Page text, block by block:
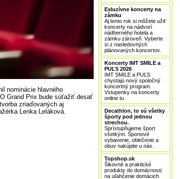
nominácie hlavného
Grand Prix bude súťažiť desať
zriaďovaných aj
Lenka Leláková.
Exluzívne koncerty na
zámku
Aj tento rok si môžete užiť
koncerty na nádvorí
nádherného hotela a
zámku zároveň. Vyberte
si z nasledovných
plánovaných koncertov.
Koncerty IMT SMILE a
PUĽS 2026
IMT SMILE a PUĽS
chystajú nový spoločný
koncertný program.
Vstupenky na koncerty
online tu
Decathlon, to sú všetky
športy pod jednou
strechou.
Sprístupňujeme šport
všetkým. Športové
vybavenie, oblečenie a
obuv nakúpite u nás.
Topshop.sk
Šikovné a praktické
produkty do domácnosti
na uľahčenie domácich